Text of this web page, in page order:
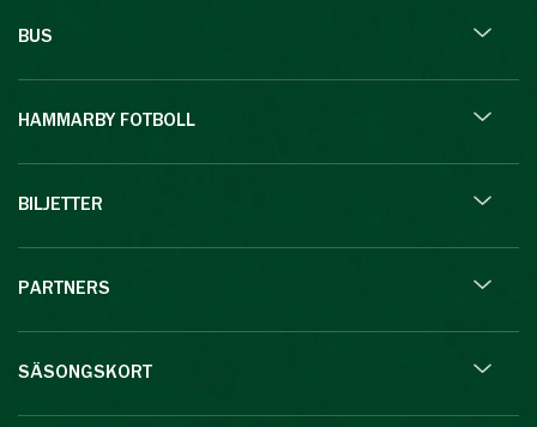
BUS
HAMMARBY FOTBOLL
BILJETTER
PARTNERS
SÄSONGSKORT